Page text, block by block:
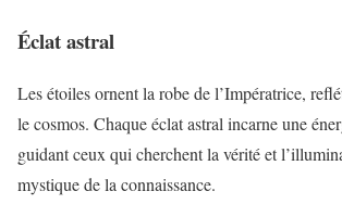
Éclat astral
Les étoiles ornent la robe de l’Impératrice,
le cosmos. Chaque éclat astral incarne une
guidant ceux qui cherchent la vérité et
mystique de la connaissance.